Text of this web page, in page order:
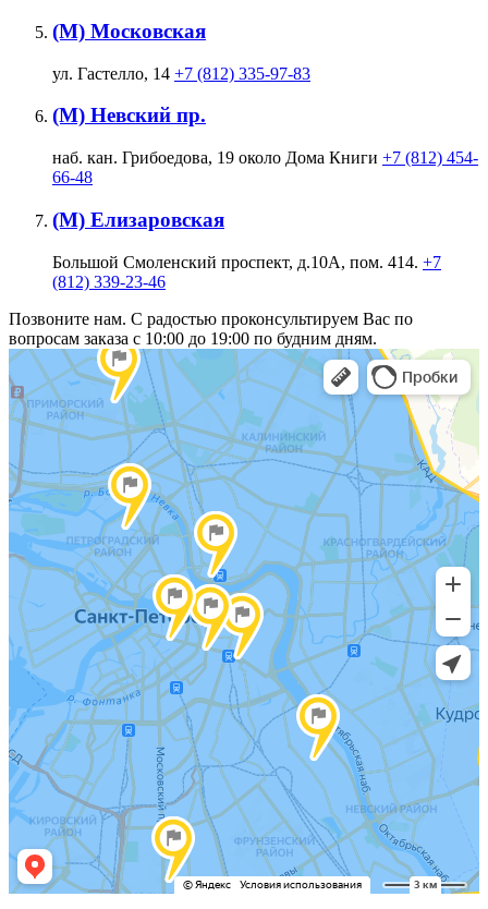
(М) Московская
ул. Гастелло, 14 +7 (812) 335-97-83
(М) Невский пр.
наб. кан. Грибоедова, 19 около Дома Книги +7 (812) 454-
66-48
(М) Елизаровская
Большой Смоленский проспект, д.10А, пом. 414. +7
(812) 339-23-46
Позвоните нам. С радостью проконсультируем Вас по
вопросам заказа с 10:00 до 19:00 по будним дням.